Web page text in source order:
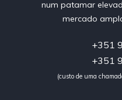
num patamar
mercado
+351
+351
(custo de uma